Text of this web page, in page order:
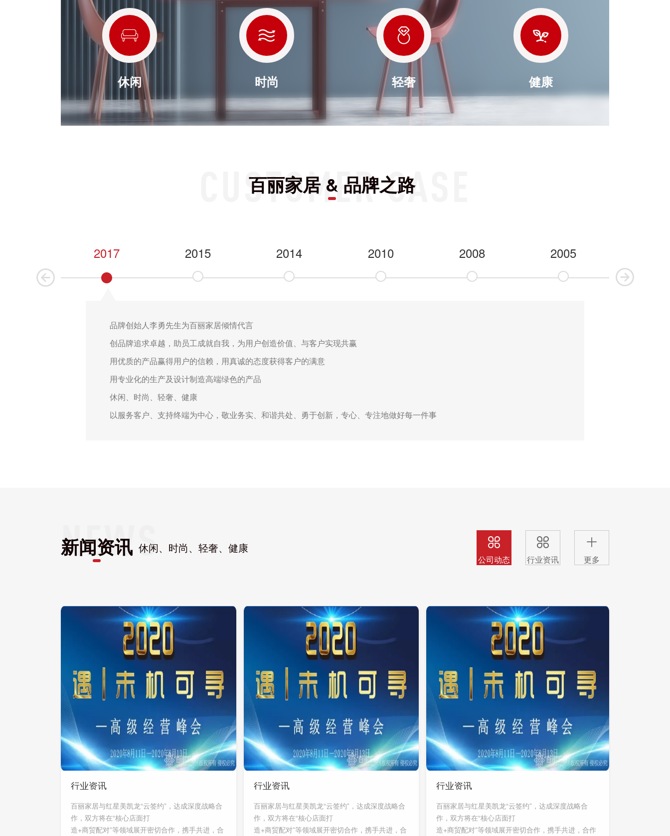
休闲 时尚 轻奢 健康
百丽家居 & 品牌之路
2017 2015 2014 2010 2008 2005
品牌创始人李勇先生为百丽家居倾情代言
创品牌追求卓越，助员工成就自我，为用户创造价值、与客户实现共赢
用优质的产品赢得用户的信赖，用真诚的态度获得客户的满意
用专业化的生产及设计制造高端绿色的产品
休闲、时尚、轻奢、健康
以服务客户、支持终端为中心，敬业务实、和谐共处、勇于创新，专心、专注地做好每一件事
新闻资讯 休闲、时尚、轻奢、健康
公司动态 行业资讯 更多
行业资讯
百丽家居与红星美凯龙“云签约”，达成深度战略合
作，双方将在“核心店面打
造+商贸配对”等领域展开密切合作，携手共进，合
行业资讯
百丽家居与红星美凯龙“云签约”，达成深度战略合
作，双方将在“核心店面打
造+商贸配对”等领域展开密切合作，携手共进，合
行业资讯
百丽家居与红星美凯龙“云签约”，达成深度战略合
作，双方将在“核心店面打
造+商贸配对”等领域展开密切合作，携手共进，合作